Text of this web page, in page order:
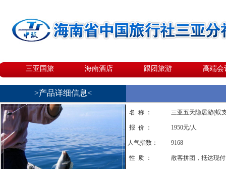
三亚国旅 海南酒店 跟团旅游 高端会
>产品详细信息<
名 称 ： 三亚五天隐居游(蜈
报 价 ： 1950元/人
人气指数： 9168
性 质 ： 散客拼团，抵达现付